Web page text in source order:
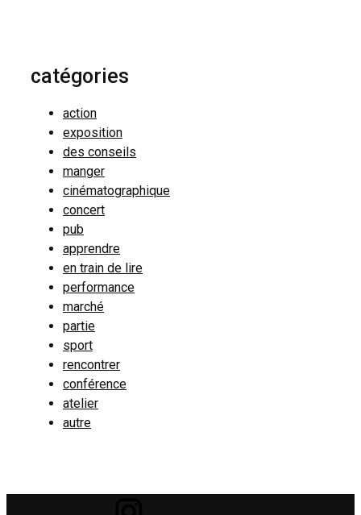
catégories
action
exposition
des conseils
manger
cinématographique
concert
pub
apprendre
en train de lire
performance
marché
partie
sport
rencontrer
conférence
atelier
autre